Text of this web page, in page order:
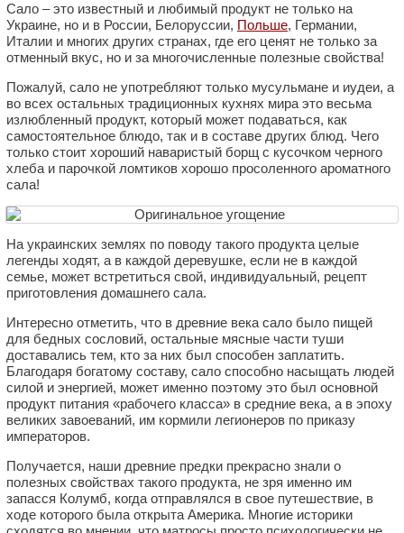
Сало – это известный и любимый продукт не только на
Украине, но и в России, Белоруссии, Польше, Германии,
Италии и многих других странах, где его ценят не только за
отменный вкус, но и за многочисленные полезные свойства!
Пожалуй, сало не употребляют только мусульмане и иудеи, а
во всех остальных традиционных кухнях мира это весьма
излюбленный продукт, который может подаваться, как
самостоятельное блюдо, так и в составе других блюд. Чего
только стоит хороший наваристый борщ с кусочком черного
хлеба и парочкой ломтиков хорошо просоленного ароматного
сала!
На украинских землях по поводу такого продукта целые
легенды ходят, а в каждой деревушке, если не в каждой
семье, может встретиться свой, индивидуальный, рецепт
приготовления домашнего сала.
Интересно отметить, что в древние века сало было пищей
для бедных сословий, остальные мясные части туши
доставались тем, кто за них был способен заплатить.
Благодаря богатому составу, сало способно насыщать людей
силой и энергией, может именно поэтому это был основной
продукт питания «рабочего класса» в средние века, а в эпоху
великих завоеваний, им кормили легионеров по приказу
императоров.
Получается, наши древние предки прекрасно знали о
полезных свойствах такого продукта, не зря именно им
запасся Колумб, когда отправлялся в свое путешествие, в
ходе которого была открыта Америка. Многие историки